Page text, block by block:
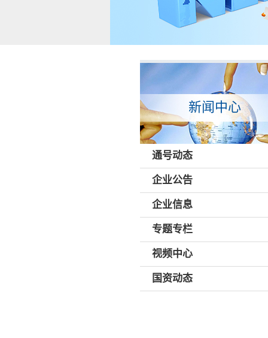
新闻中心
通号动态
企业公告
企业信息
专题专栏
视频中心
国资动态